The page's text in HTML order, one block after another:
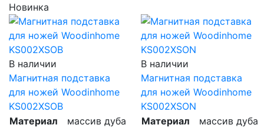
Новинка
В наличии
Магнитная подставка
для ножей Woodinhome
KS002XSOB
Материал
массив дуба
В наличии
Магнитная подставка
для ножей Woodinhome
KS002XSON
Материал
массив дуба